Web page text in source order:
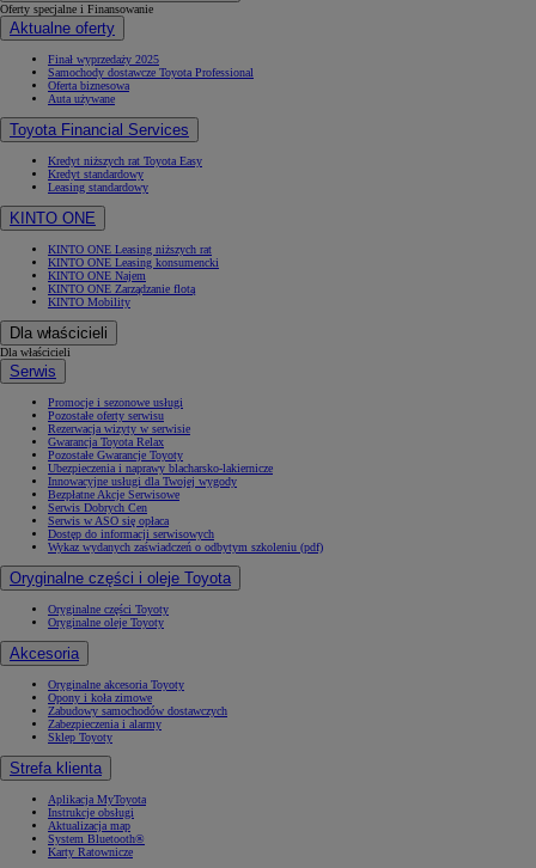
Oferty specjalne i Finansowanie
Aktualne oferty
Finał wyprzedaży 2025
Samochody dostawcze Toyota Professional
Oferta biznesowa
Auta używane
Toyota Financial Services
Kredyt niższych rat Toyota Easy
Kredyt standardowy
Leasing standardowy
KINTO ONE
KINTO ONE Leasing niższych rat
KINTO ONE Leasing konsumencki
KINTO ONE Najem
KINTO ONE Zarządzanie flotą
KINTO Mobility
Dla właścicieli
Dla właścicieli
Serwis
Promocje i sezonowe usługi
Pozostałe oferty serwisu
Rezerwacja wizyty w serwisie
Gwarancja Toyota Relax
Pozostałe Gwarancje Toyoty
Ubezpieczenia i naprawy blacharsko-lakiernicze
Innowacyjne usługi dla Twojej wygody
Bezpłatne Akcje Serwisowe
Serwis Dobrych Cen
Serwis w ASO się opłaca
Dostęp do informacji serwisowych
Wykaz wydanych zaświadczeń o odbytym szkoleniu (pdf)
Oryginalne części i oleje Toyota
Oryginalne części Toyoty
Oryginalne oleje Toyoty
Akcesoria
Oryginalne akcesoria Toyoty
Opony i koła zimowe
Zabudowy samochodów dostawczych
Zabezpieczenia i alarmy
Sklep Toyoty
Strefa klienta
Aplikacja MyToyota
Instrukcje obsługi
Aktualizacja map
System Bluetooth®
Karty Ratownicze